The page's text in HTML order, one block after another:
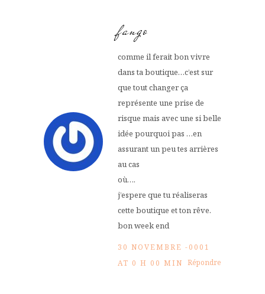
fango
comme il ferait bon vivre
dans ta boutique…c’est sur
que tout changer ça
représente une prise de
risque mais avec une si belle
idée pourquoi pas …en
assurant un peu tes arrières
au cas
où….
j’espere que tu réaliseras
cette boutique et ton rêve.
bon week end
30 NOVEMBRE -0001
AT 0 H 00 MIN Répondre